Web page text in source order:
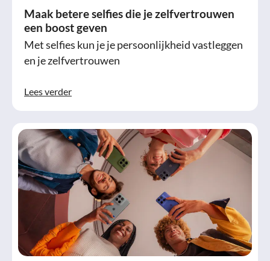
Maak betere selfies die je zelfvertrouwen
een boost geven
Met selfies kun je je persoonlijkheid vastleggen
en je zelfvertrouwen
Lees verder